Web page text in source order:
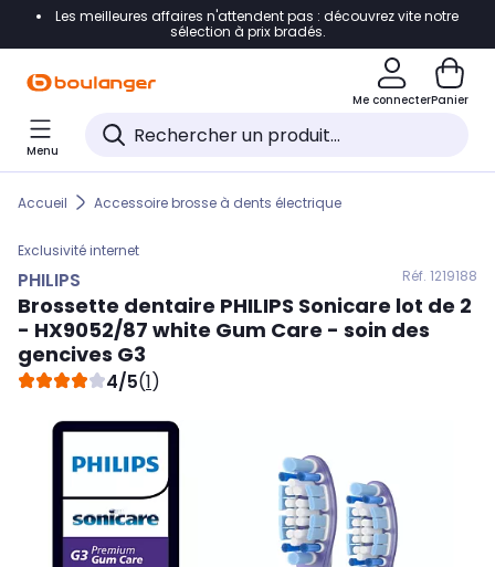
Accéder directement à la navigation
Accéder directement au pied de page
Accéder directement au chatbot
Les meilleures affaires n'attendent pas : découvrez vite notre
sélection à prix bradés.
Me connecterPanier
Menu
Accueil Accessoire brosse à dents électrique
Exclusivité internet
PHILIPS Réf. 1219188
Brossette dentaire PHILIPS Sonicare lot de 2
- HX9052/87 white Gum Care - soin des
gencives G3
4/5(1)